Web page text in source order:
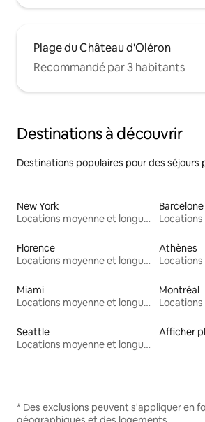
Plage du Château d'Oléron
Recommandé par 3 habitants
Destinations à découvrir
Destinations populaires pour des séjours
New York
Locations moyenne et longue durée
Barcelone
Florence
Locations moyenne et longue durée
Athènes
Miami
Locations moyenne et longue durée
Montréal
Seattle
Locations moyenne et longue durée
Afficher
* Des exclusions peuvent s'appliquer en